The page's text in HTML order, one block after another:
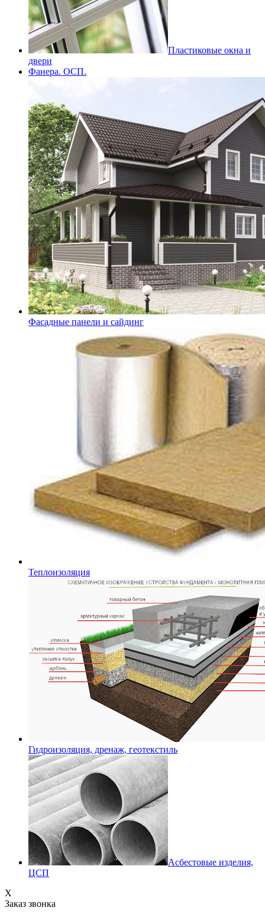
Пластиковые окна и
двери
Фанера. ОСП.
Фасадные панели и сайдинг
Теплоизоляция
Гидроизоляция, дренаж, геотекстиль
Асбестовые изделия,
ЦСП
X
Заказ звонка